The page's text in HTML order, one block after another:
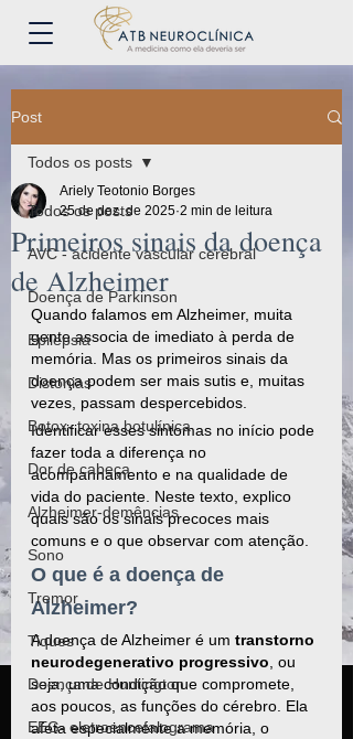
Post
Todos os posts
AVC - acidente vascular cerebral
Doença de Parkinson
Epilepsia
Distonias
Botox- toxina botulínica
Dor de cabeça
Alzheimer-demências
Sono
Tremor
Tiques
Doença de Huntington
EEG- eletroencefalograma
Todos os posts
Primeiros sinais da doença
de Alzheimer
Ariely Teotonio Borges
25 de dez. de 2025 2 min de leitura
Quando falamos em Alzheimer, muita
gente associa de imediato à perda de
memória. Mas os primeiros sinais da
doença podem ser mais sutis e, muitas
vezes, passam despercebidos.
Identificar esses sintomas no início pode
fazer toda a diferença no
acompanhamento e na qualidade de
vida do paciente. Neste texto, explico
quais são os sinais precoces mais
comuns e o que observar com atenção.
O que é a doença de
Alzheimer?
A doença de Alzheimer é um transtorno
neurodegenerativo progressivo , ou
seja, uma condição que compromete,
aos poucos, as funções do cérebro. Ela
afeta especialmente a memória, o